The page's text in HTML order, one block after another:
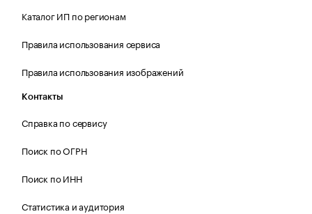
Каталог ИП по регионам
Правила использования сервиса
Правила использования изображений
Контакты
Справка по сервису
Поиск по ОГРН
Поиск по ИНН
Статистика и аудитория